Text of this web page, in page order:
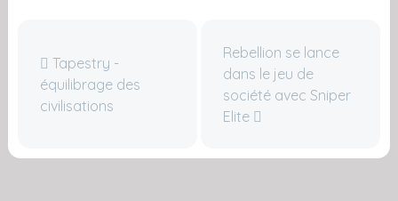
Tapestry -
équilibrage des
civilisations
Rebellion se lance
dans le jeu de
société avec Sniper
Elite